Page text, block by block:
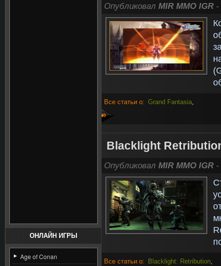
ОНЛАЙН ИГРЫ
Age of Conan
Опубликовал MIR MMO IGR -
Все статьи о: Grand Fantasia,
»
Blacklight
Опубликовал MIR MMO IGR -
Все статьи о: Blacklight: Retribution,